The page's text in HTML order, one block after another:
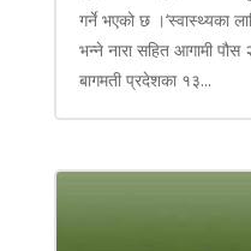
गर्ने भएको छ ।‘स्वास्थ्यका
भन्ने नारा सहित आगामी पौस
बागमती प्रदेशका १३...